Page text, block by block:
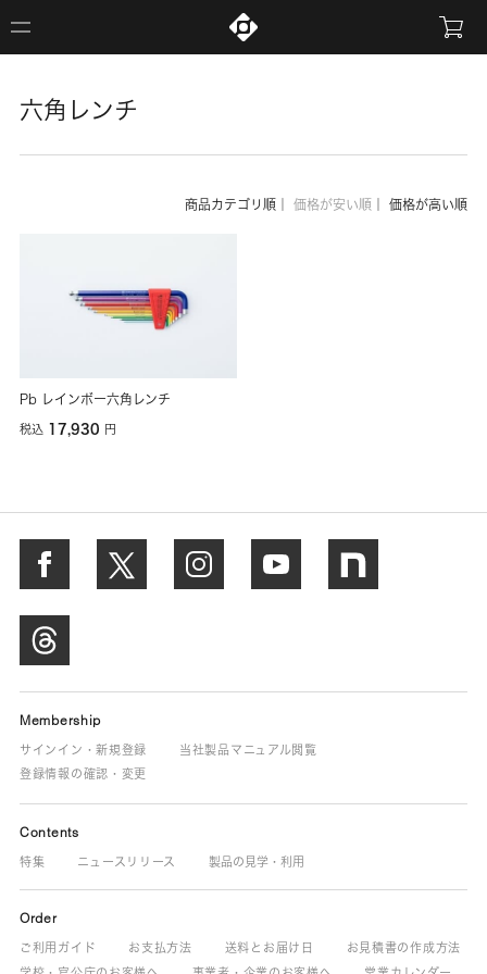
六角レンチ
商品カテゴリ順 価格が安い順 価格が高い順
Pb レインボー六角レンチ
税込 17,930 円
Membership
サインイン・新規登録
当社製品マニュアル閲覧
登録情報の確認・変更
Contents
特集 ニュースリリース 製品の見学・利用
Order
ご利用ガイド お支払方法 送料とお届け日
お見積書の作成方法